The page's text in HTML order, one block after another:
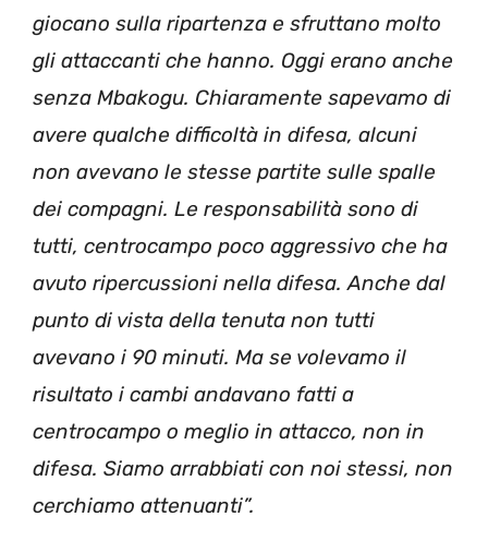
giocano sulla ripartenza e sfruttano molto
gli attaccanti che hanno. Oggi erano anche
senza Mbakogu. Chiaramente sapevamo di
avere qualche difficoltà in difesa, alcuni
non avevano le stesse partite sulle spalle
dei compagni. Le responsabilità sono di
tutti, centrocampo poco aggressivo che ha
avuto ripercussioni nella difesa. Anche dal
punto di vista della tenuta non tutti
avevano i 90 minuti. Ma se volevamo il
risultato i cambi andavano fatti a
centrocampo o meglio in attacco, non in
difesa. Siamo arrabbiati con noi stessi, non
cerchiamo attenuanti”.